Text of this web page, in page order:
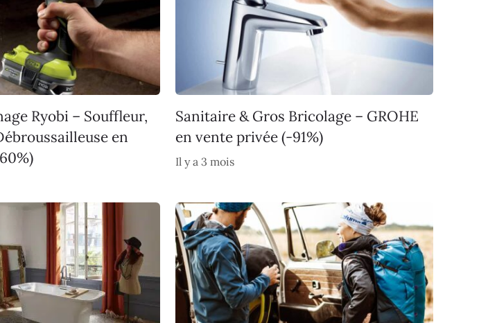
Ryobi – Souffleur,
en
Sanitaire & Gros Bricolage – GROHE
en vente privée (-91%)
Il y a 3 mois